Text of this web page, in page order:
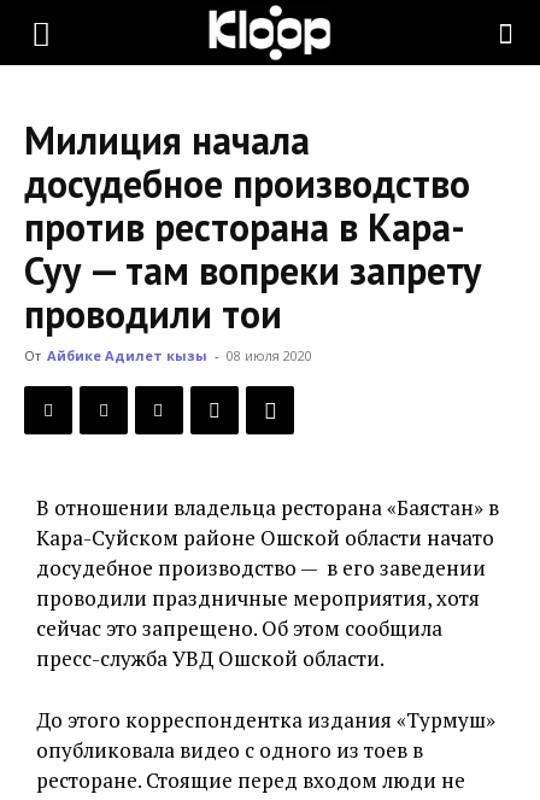
KLOOP.KG
Новости
Кыргызстана
Милиция начала
досудебное производство
против ресторана в Кара-
Суу — там вопреки запрету
проводили тои
От Айбике Адилет кызы - 08 июля 2020
В отношении владельца ресторана «Баястан» в
Кара-Суйском районе Ошской области начато
досудебное производство — в его заведении
проводили праздничные мероприятия, хотя
сейчас это запрещено. Об этом сообщила
пресс-служба УВД Ошской области.
До этого корреспондентка издания «Турмуш»
опубликовала видео с одного из тоев в
ресторане. Стоящие перед входом люди не